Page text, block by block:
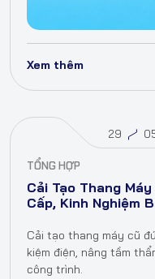
Xem thêm
29
TỔNG HỢP
Cải Tạo Thang
Cấp, Kinh Nghiệm
Cải tạo thang máy cũ
kiệm điện, nâng tầm
công trình.